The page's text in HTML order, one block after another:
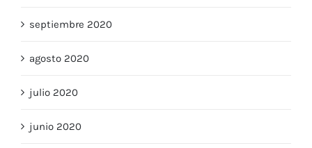
septiembre 2020
agosto 2020
julio 2020
junio 2020